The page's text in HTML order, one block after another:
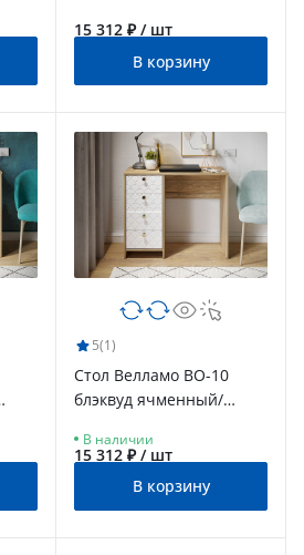
15 312 ₽ / шт
В корзину
5(1)
Стол Велламо ВО-10
блэквуд ячменный/
В наличии
15 312 ₽ / шт
В корзину